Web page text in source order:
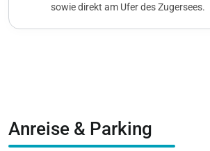
sowie direkt am Ufer des Zugersees.
Anreise & Parking